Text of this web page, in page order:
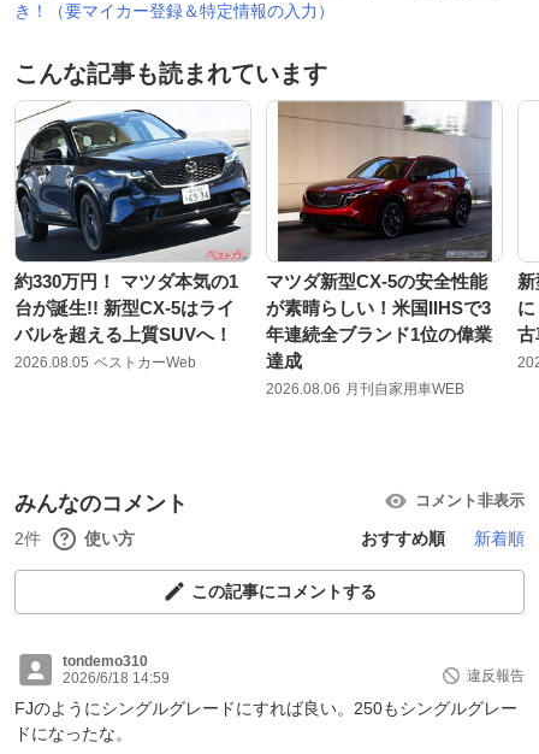
き！（要マイカー登録＆特定情報の入力）
こんな記事も読まれています
約330万円！ マツダ本気の1
台が誕生!! 新型CX-5はライ
バルを超える上質SUVへ！
2026.08.05 ベストカーWeb
マツダ新型CX-5の安全性能
が素晴らしい！米国IIHSで3
年連続全ブランド1位の偉業
達成
2026.08.06 月刊自家用車WEB
古
みんなのコメント コメント非表示
2件 使い方 おすすめ順 新着順
この記事にコメントする
tondemo310
2026/6/18 14:59
違反報告
FJのようにシングルグレードにすれば良い。250もシングルグレー
ドになったな。